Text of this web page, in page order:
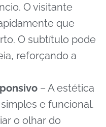
O visitante
que
O subtítulo pode
reforçando a
– A estética
e funcional.
o olhar do